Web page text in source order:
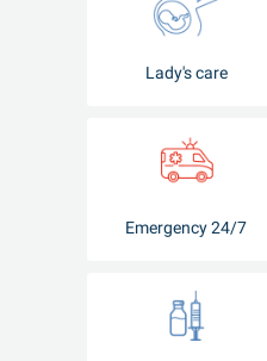
Lady's care
Emergency 24/7